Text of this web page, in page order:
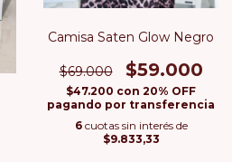
Camisa Saten Glow Negro
$69.000 $59.000
$47.200 con 20% OFF
pagando por transferencia
6 cuotas sin interés de
$9.833,33